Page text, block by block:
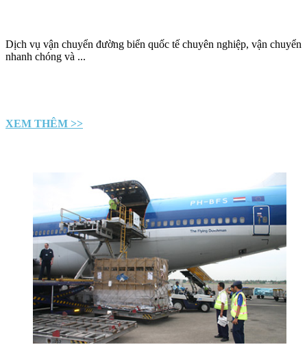
Dịch vụ vận chuyển đường biển quốc tế chuyên nghiệp, vận chuyển
nhanh chóng và ...
XEM THÊM >>